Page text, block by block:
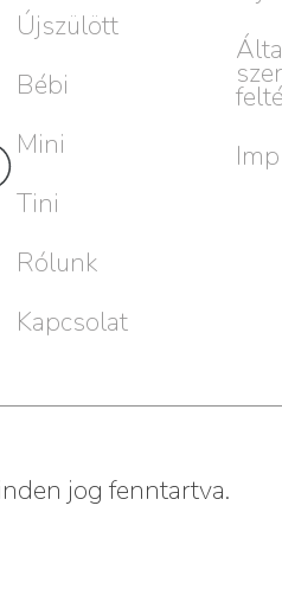
Újszülött
Bébi
Mini
Tini
Rólunk
Kapcsolat
jog fenntartva.